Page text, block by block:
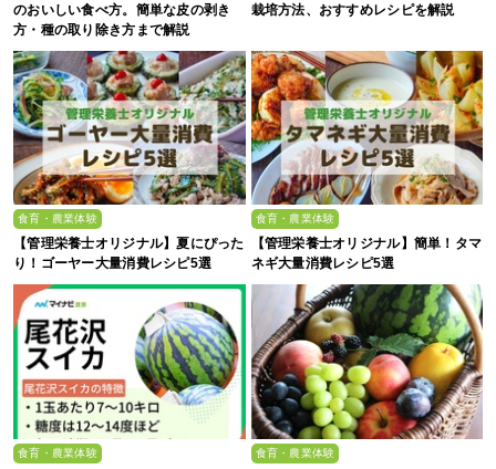
のおいしい食べ方。簡単な皮の剥き
方・種の取り除き方まで解説
栽培方法、おすすめレシピを解説
食育・農業体験
【管理栄養士オリジナル】夏にぴった
り！ゴーヤー大量消費レシピ5選
食育・農業体験
【管理栄養士オリジナル】簡単！タマ
ネギ大量消費レシピ5選
食育・農業体験 食育・農業体験